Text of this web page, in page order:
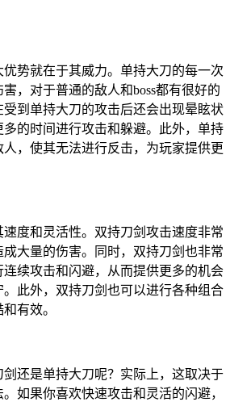
势就在于其威力。单持大刀的每一次
，对于普通的敌人和boss都有很好的
到单持大刀的攻击后还会出现晕眩状
的时间进行攻击和躲避。此外，单持
，使其无法进行反击，为玩家提供更
度和灵活性。双持刀剑攻击速度非常
大量的伤害。同时，双持刀剑也非常
续攻击和闪避，从而提供更多的机会
此外，双持刀剑也可以进行各种组合
有效。
还是单持大刀呢？实际上，这取决于
如果你喜欢快速攻击和灵活的闪避，